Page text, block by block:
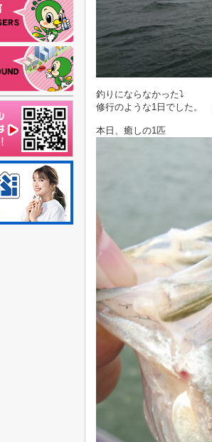
釣りにならなかった⤵
修行のような1日でした。
本日、癒しの1匹